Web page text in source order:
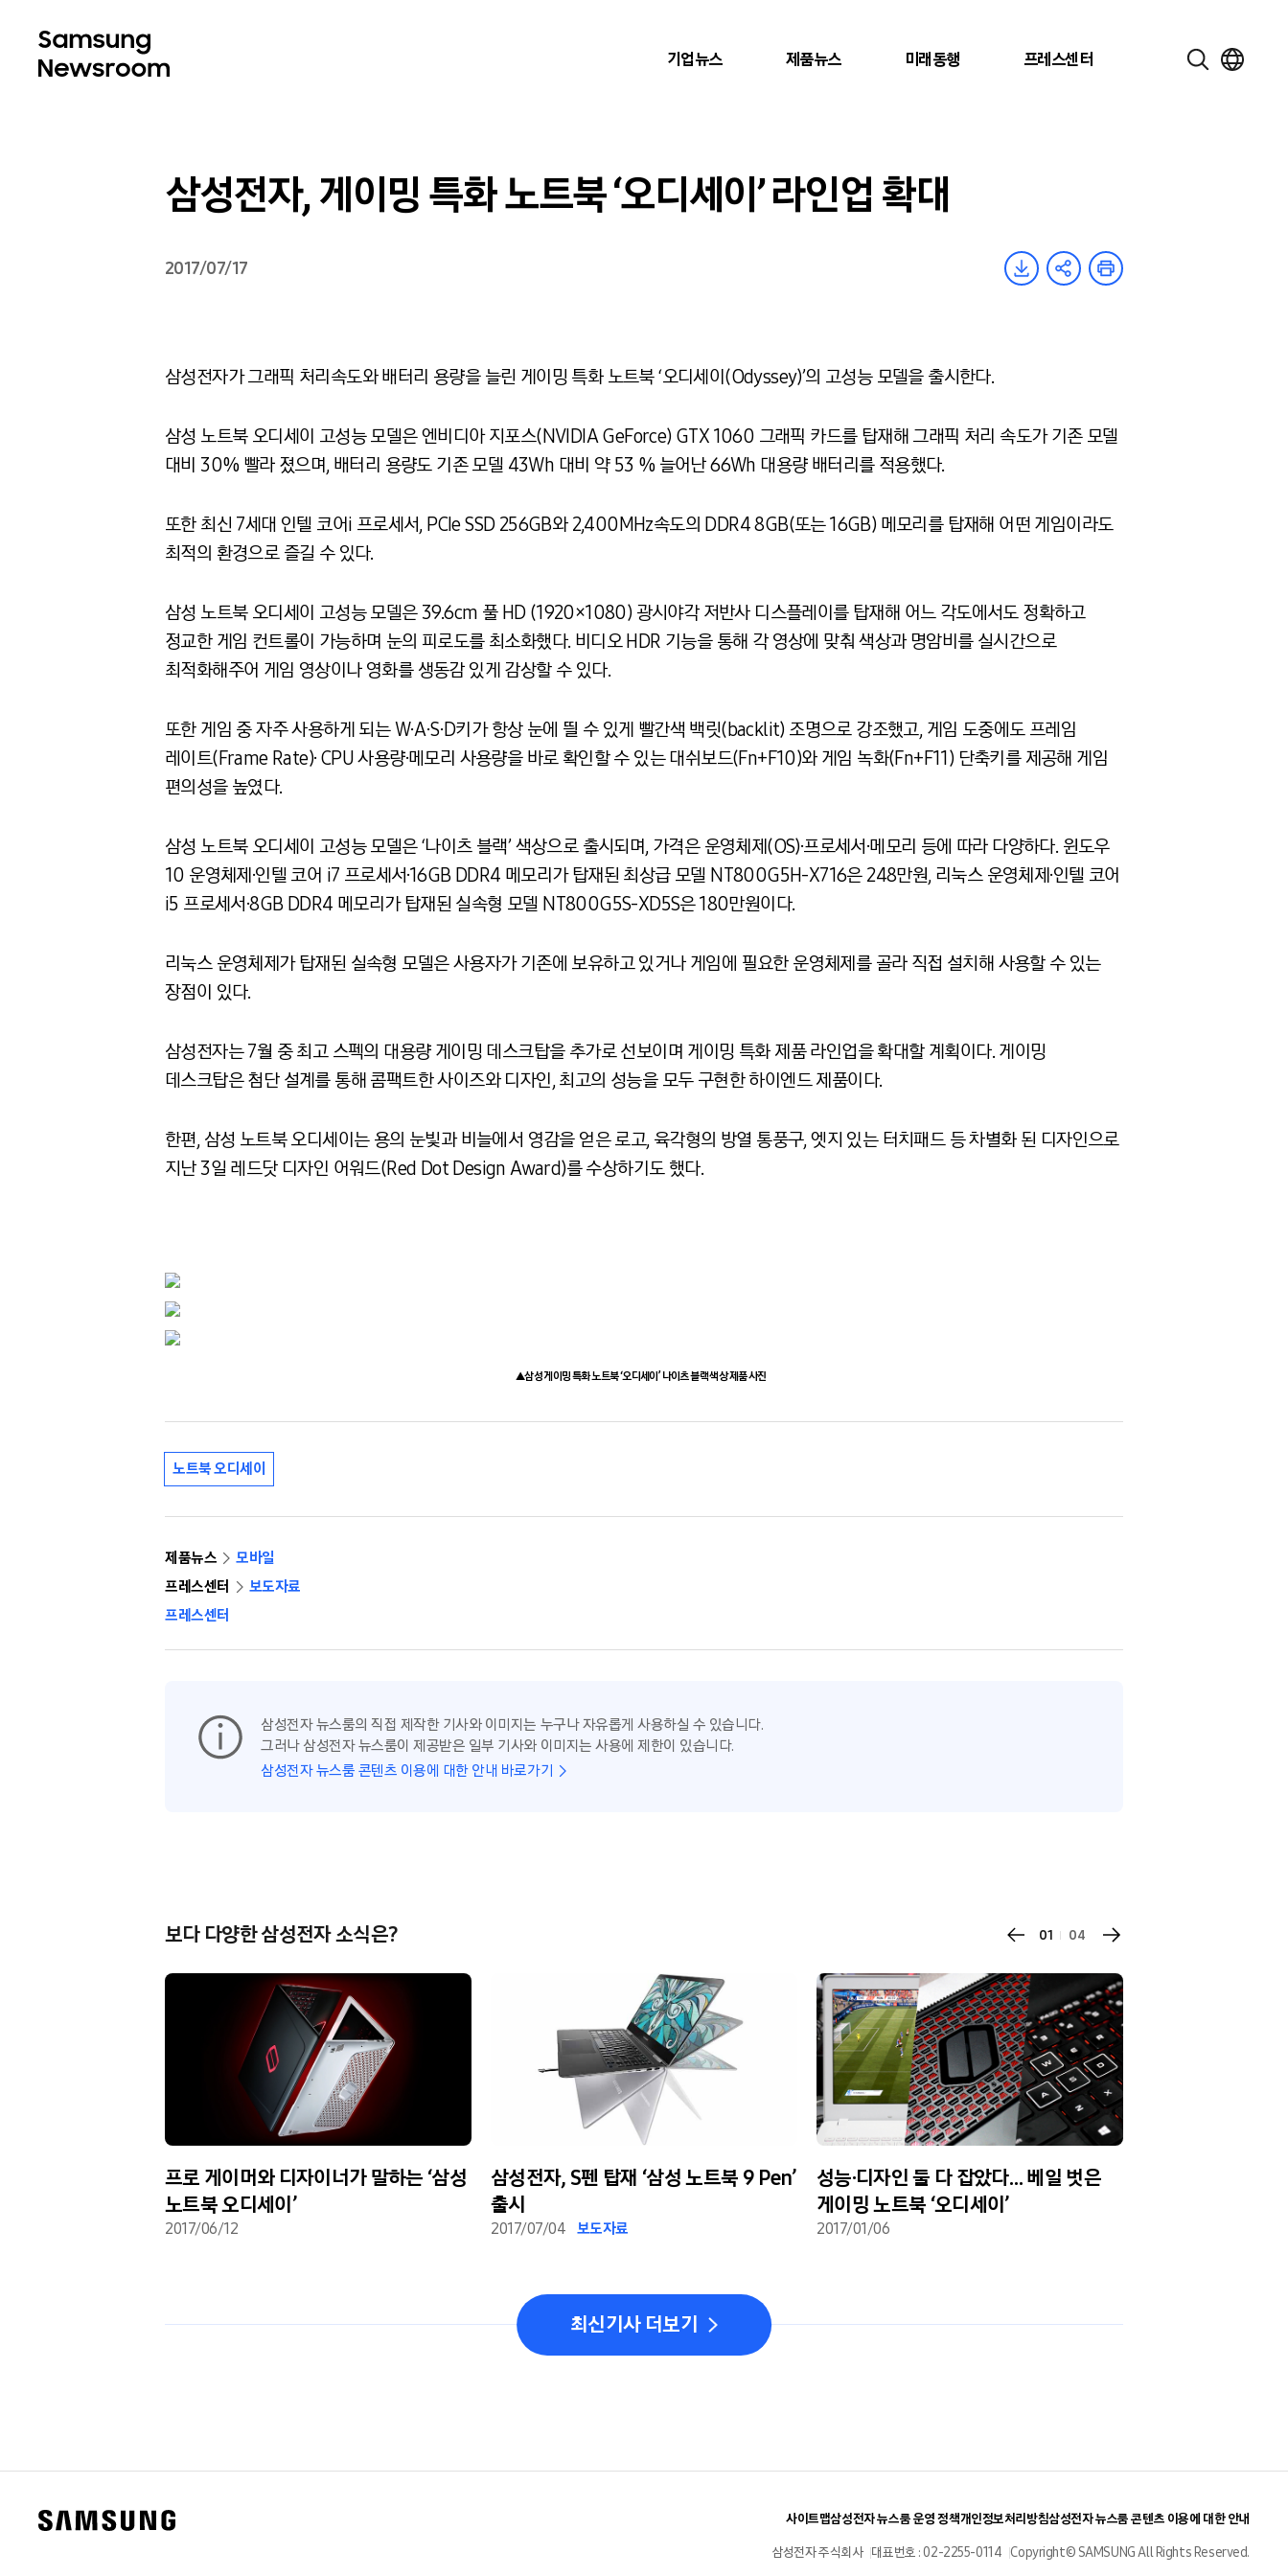
기업뉴스 제품뉴스 미래동행 프레스센터
삼성전자, 게이밍 특화 노트북 ‘오디세이’ 라인업 확대
2017/07/17
삼성전자가 그래픽 처리속도와 배터리 용량을 늘린 게이밍 특화 노트북 ‘오디세이(Odyssey)’의 고성능 모델을 출시한다.
삼성 노트북 오디세이 고성능 모델은 엔비디아 지포스(NVIDIA GeForce) GTX 1060 그래픽 카드를 탑재해 그래픽 처리 속도가 기존 모델
대비 30% 빨라 졌으며, 배터리 용량도 기존 모델 43Wh 대비 약 53 % 늘어난 66Wh 대용량 배터리를 적용했다.
또한 최신 7세대 인텔 코어i 프로세서, PCIe SSD 256GB와 2,400MHz속도의 DDR4 8GB(또는 16GB) 메모리를 탑재해 어떤 게임이라도
최적의 환경으로 즐길 수 있다.
삼성 노트북 오디세이 고성능 모델은 39.6cm 풀 HD (1920×1080) 광시야각 저반사 디스플레이를 탑재해 어느 각도에서도 정확하고
정교한 게임 컨트롤이 가능하며 눈의 피로도를 최소화했다. 비디오 HDR 기능을 통해 각 영상에 맞춰 색상과 명암비를 실시간으로
최적화해주어 게임 영상이나 영화를 생동감 있게 감상할 수 있다.
또한 게임 중 자주 사용하게 되는 W∙A∙S∙D키가 항상 눈에 띌 수 있게 빨간색 백릿(backlit) 조명으로 강조했고, 게임 도중에도 프레임
레이트(Frame Rate)· CPU 사용량·메모리 사용량을 바로 확인할 수 있는 대쉬보드(Fn+F10)와 게임 녹화(Fn+F11) 단축키를 제공해 게임
편의성을 높였다.
삼성 노트북 오디세이 고성능 모델은 ‘나이츠 블랙’ 색상으로 출시되며, 가격은 운영체제(OS)·프로세서·메모리 등에 따라 다양하다. 윈도우
10 운영체제·인텔 코어 i7 프로세서·16GB DDR4 메모리가 탑재된 최상급 모델 NT800G5H-X716은 248만원, 리눅스 운영체제·인텔 코어
i5 프로세서·8GB DDR4 메모리가 탑재된 실속형 모델 NT800G5S-XD5S은 180만원이다.
리눅스 운영체제가 탑재된 실속형 모델은 사용자가 기존에 보유하고 있거나 게임에 필요한 운영체제를 골라 직접 설치해 사용할 수 있는
장점이 있다.
삼성전자는 7월 중 최고 스펙의 대용량 게이밍 데스크탑을 추가로 선보이며 게이밍 특화 제품 라인업을 확대할 계획이다. 게이밍
데스크탑은 첨단 설계를 통해 콤팩트한 사이즈와 디자인, 최고의 성능을 모두 구현한 하이엔드 제품이다.
한편, 삼성 노트북 오디세이는 용의 눈빛과 비늘에서 영감을 얻은 로고, 육각형의 방열 통풍구, 엣지 있는 터치패드 등 차별화 된 디자인으로
지난 3일 레드닷 디자인 어워드(Red Dot Design Award)를 수상하기도 했다.
▲삼성 게이밍 특화 노트북 ‘오디세이’ 나이츠 블랙 색상 제품 사진
노트북 오디세이
제품뉴스
모바일
프레스센터
보도자료
프레스센터
삼성전자 뉴스룸의 직접 제작한 기사와 이미지는 누구나 자유롭게 사용하실 수 있습니다.
그러나 삼성전자 뉴스룸이 제공받은 일부 기사와 이미지는 사용에 제한이 있습니다.
삼성전자 뉴스룸 콘텐츠 이용에 대한 안내 바로가기
보다 다양한 삼성전자 소식은?
프로 게이머와 디자이너가 말하는 ‘삼성
노트북 오디세이’
2017/06/12
삼성전자, S펜 탑재 ‘삼성 노트북 9 Pen’
출시
2017/07/04 보도자료
성능·디자인 둘 다 잡았다… 베일 벗은
게이밍 노트북 ‘오디세이’
2017/01/06
01 04
최신기사 더보기
사이트맵삼성전자 뉴스룸 운영 정책개인정보처리방침삼성전자 뉴스룸 콘텐츠 이용에 대한 안내
삼성전자 주식회사 대표번호 : 02-2255-0114 Copyright© SAMSUNG All Rights Reserved.